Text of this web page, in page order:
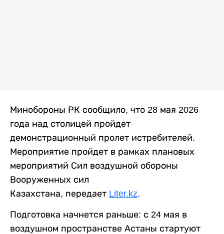
Минобороны РК сообщило, что 28 мая 2026
года над столицей пройдет
демонстрационный пролет истребителей.
Мероприятие пройдет в рамках плановых
мероприятий Сил воздушной обороны
Вооруженных сил
Казахстана, передает Liter.kz.
Подготовка начнется раньше: с 24 мая в
воздушном пространстве Астаны стартуют